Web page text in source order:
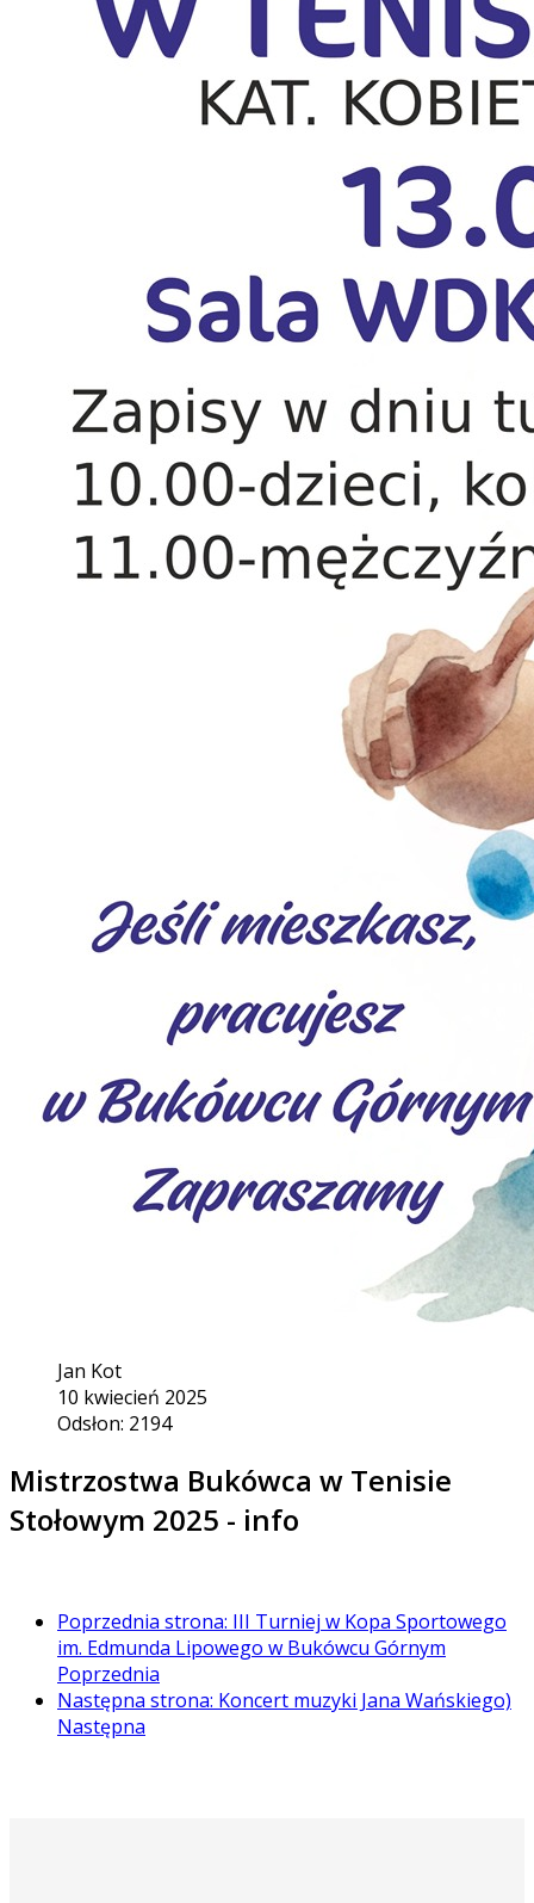
Jan Kot
10 kwiecień 2025
Odsłon: 2194
Mistrzostwa Bukówca w Tenisie
Stołowym 2025 - info
Poprzednia strona: III Turniej w Kopa Sportowego
im. Edmunda Lipowego w Bukówcu Górnym
Poprzednia
Następna strona: Koncert muzyki Jana Wańskiego)
Następna